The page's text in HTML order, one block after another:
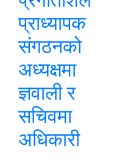
प्राध्यापक
संगठनको
अध्यक्षमा
ज्ञवाली र
सचिवमा
अधिकारी